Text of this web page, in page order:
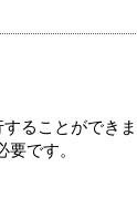
ることができま
です。